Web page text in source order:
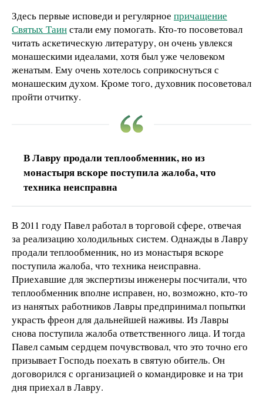
Здесь первые исповеди и регулярное причащение
Святых Таинстали ему помогать. Кто-то посоветовал
читать аскетическую литературу, он очень увлекся
монашескими идеалами, хотя был уже человеком
женатым. Ему очень хотелось соприкоснуться с
монашеским духом. Кроме того, духовник посоветовал
пройти отчитку.
В Лавру продали теплообменник, но из
монастыря вскоре поступила жалоба, что
техника неисправна
В 2011 году Павел работал в торговой сфере, отвечая
за реализацию холодильных систем. Однажды в Лавру
продали теплообменник, но из монастыря вскоре
поступила жалоба, что техника неисправна.
Приехавшие для экспертизы инженеры посчитали, что
теплообменник вполне исправен, но, возможно, кто-то
из нанятых работников Лавры предпринимал попытки
украсть фреон для дальнейшей наживы. Из Лавры
снова поступила жалоба ответственного лица. И тогда
Павел самым сердцем почувствовал, что это точно его
призывает Господь поехать в святую обитель. Он
договорился с организацией о командировке и на три
дня приехал в Лавру.